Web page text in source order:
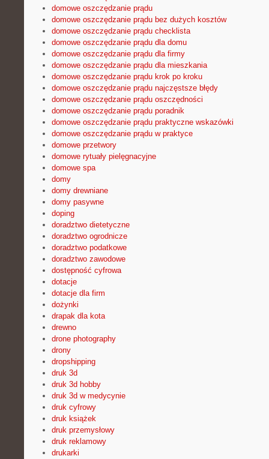
domowe oszczędzanie prądu
domowe oszczędzanie prądu bez dużych kosztów
domowe oszczędzanie prądu checklista
domowe oszczędzanie prądu dla domu
domowe oszczędzanie prądu dla firmy
domowe oszczędzanie prądu dla mieszkania
domowe oszczędzanie prądu krok po kroku
domowe oszczędzanie prądu najczęstsze błędy
domowe oszczędzanie prądu oszczędności
domowe oszczędzanie prądu poradnik
domowe oszczędzanie prądu praktyczne wskazówki
domowe oszczędzanie prądu w praktyce
domowe przetwory
domowe rytuały pielęgnacyjne
domowe spa
domy
domy drewniane
domy pasywne
doping
doradztwo dietetyczne
doradztwo ogrodnicze
doradztwo podatkowe
doradztwo zawodowe
dostępność cyfrowa
dotacje
dotacje dla firm
dożynki
drapak dla kota
drewno
drone photography
drony
dropshipping
druk 3d
druk 3d hobby
druk 3d w medycynie
druk cyfrowy
druk książek
druk przemysłowy
druk reklamowy
drukarki